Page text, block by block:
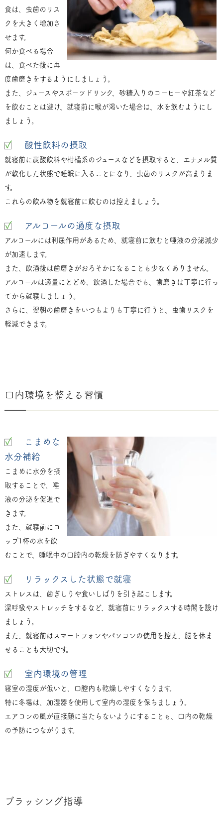
食は、虫歯のリス
クを大きく増加さ
せます。
何か食べる場合
は、食べた後に再
度歯磨きをするようにしましょう。
また、ジュースやスポーツドリンク、砂糖入りのコーヒーや紅茶など
を飲むことは避け、就寝前に喉が渇いた場合は、水を飲むようにし
ましょう。
酸性飲料の摂取
就寝前に炭酸飲料や柑橘系のジュースなどを摂取すると、エナメル質
が軟化した状態で睡眠に入ることになり、虫歯のリスクが高まりま
す。
これらの飲み物を就寝前に飲むのは控えましょう。
アルコールの過度な摂取
アルコールには利尿作用があるため、就寝前に飲むと唾液の分泌減少
が加速します。
また、飲酒後は歯磨きがおろそかになることも少なくありません。
アルコールは適量にとどめ、飲酒した場合でも、歯磨きは丁寧に行っ
てから就寝しましょう。
さらに、翌朝の歯磨きをいつもよりも丁寧に行うと、虫歯リスクを
軽減できます。
口内環境を整える習慣
こまめな
水分補給
こまめに水分を摂
取することで、唾
液の分泌を促進で
きます。
また、就寝前にコ
ップ1杯の水を飲
むことで、睡眠中の口腔内の乾燥を防ぎやすくなります。
リラックスした状態で就寝
ストレスは、歯ぎしりや食いしばりを引き起こします。
深呼吸やストレッチをするなど、就寝前にリラックスする時間を設け
ましょう。
また、就寝前はスマートフォンやパソコンの使用を控え、脳を休ま
せることも大切です。
室内環境の管理
寝室の湿度が低いと、口腔内も乾燥しやすくなります。
特に冬場は、加湿器を使用して室内の湿度を保ちましょう。
エアコンの風が直接顔に当たらないようにすることも、口内の乾燥
の予防につながります。
ブラッシング指導